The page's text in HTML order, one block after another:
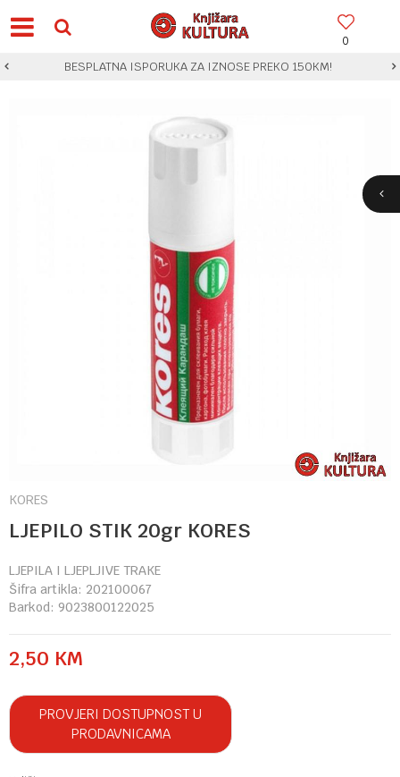
0
BESPLATNA ISPORUKA ZA IZNOSE PREKO 150KM!
KORES
LJEPILO STIK 20gr KORES
LJEPILA I LJEPLJIVE TRAKE
Šifra artikla: 202100067
Barkod: 9023800122025
2,50 KM
PROVJERI DOSTUPNOST U
PRODAVNICAMA